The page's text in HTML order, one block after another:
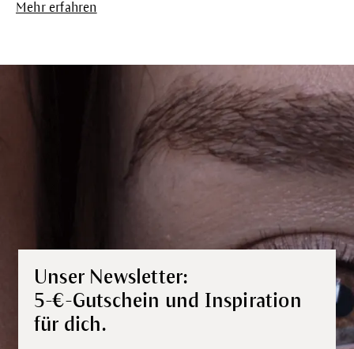
Mehr erfahren
Unser Newsletter:
5-€-Gutschein und Inspiration
für dich.